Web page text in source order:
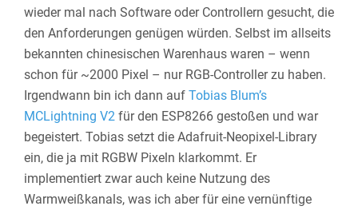
wieder mal nach Software oder Controllern gesucht, die
den Anforderungen genügen würden. Selbst im allseits
bekannten chinesischen Warenhaus waren – wenn
schon für ~2000 Pixel – nur RGB-Controller zu haben.
Irgendwann bin ich dann auf Tobias Blum’s
MCLightning V2 für den ESP8266 gestoßen und war
begeistert. Tobias setzt die Adafruit-Neopixel-Library
ein, die ja mit RGBW Pixeln klarkommt. Er
implementiert zwar auch keine Nutzung des
Warmweißkanals, was ich aber für eine vernünftige